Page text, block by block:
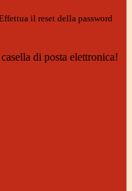
il reset della password
di posta elettronica!